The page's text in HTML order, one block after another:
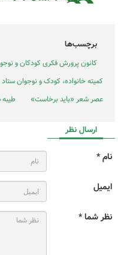
برچسب‌ها
کانون پرورش فکری کودکان و
کمیته خانواده، کودک و نوجوان
عصر شعر «باید برخاست»
طیبه
ارسال نظر
نام *
ایمیل
نظر شما *